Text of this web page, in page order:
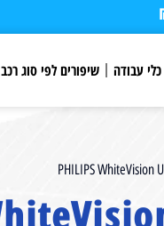
כלי עבודה שיפורים לפי סוג רכב